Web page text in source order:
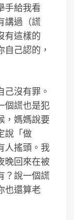
手給我看
講過（謊
有這樣的
己認的，
沒有罪。
個謊也是犯
，媽媽說要
說「做
人搖頭。我
晚回來在被
？說一個謊
也還算老